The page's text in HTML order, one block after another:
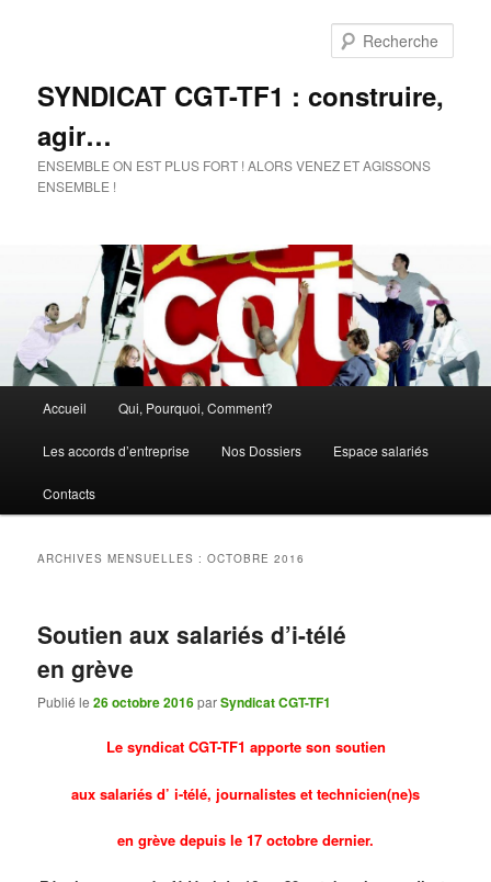
SYNDICAT CGT-TF1 : construire,
agir…
ENSEMBLE ON EST PLUS FORT ! ALORS VENEZ ET AGISSONS
ENSEMBLE !
principal
Aller
au
contenu
principal
Aller
au
contenu
secondaire
Accueil Qui, Pourquoi, Comment?
Les accords d’entreprise Nos Dossiers Espace salariés
Contacts
ARCHIVES MENSUELLES :OCTOBRE 2016
Soutien aux salariés d’i-télé
en grève
Publié le26 octobre 2016parSyndicat CGT-TF1
Le syndicat CGT-TF1 apporte son soutien
aux salariés d’ i-télé, journalistes et technicien(ne)s
en grève depuis le 17 octobre dernier.